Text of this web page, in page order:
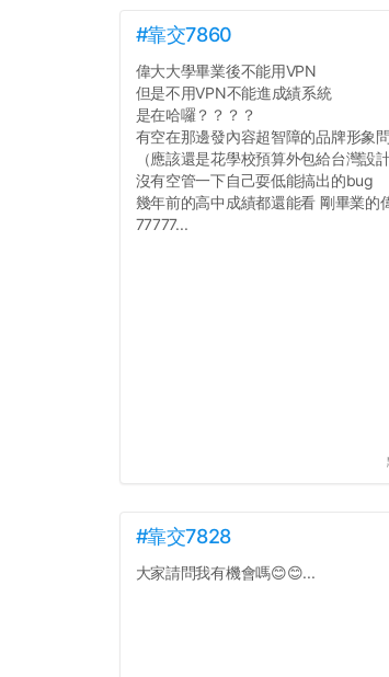
#靠交7860
偉大大學畢業後不能用VPN
但是不用VPN不能進成績系統
是在哈囉？？？？
有空在那邊發內容超智障的品牌形象
（應該還是花學校預算外包給台灣設
沒有空管一下自己耍低能搞出的bug
幾年前的高中成績都還能看 剛畢業的
77777...
#靠交7828
大家請問我有機會嗎😊😊...